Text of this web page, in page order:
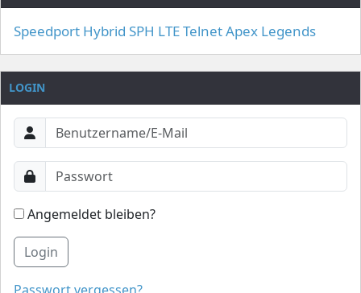
Speedport Hybrid SPH LTETelnetApex Legends
LOGIN
Angemeldet bleiben?
Login